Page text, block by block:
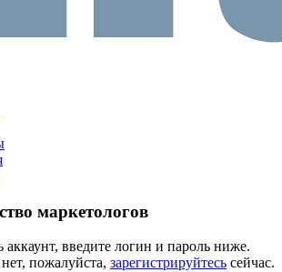
маркетологов
аккаунт, введите логин и пароль ниже.
пожалуйста, зарегистрируйтесь сейчас.